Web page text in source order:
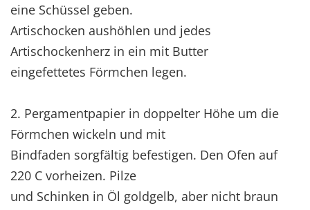
eine Schüssel geben.
Artischocken aushöhlen und jedes
Artischockenherz in ein mit Butter
eingefettetes Förmchen legen.
2. Pergamentpapier in doppelter Höhe um die
Förmchen wickeln und mit
Bindfaden sorgfältig befestigen. Den Ofen auf
220 C vorheizen. Pilze
und Schinken in Öl goldgelb, aber nicht braun